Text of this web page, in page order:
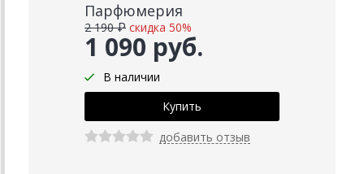
Парфюмерия
1 090 руб.
2 190 ₽ скидка 50%
В наличии
добавить отзыв